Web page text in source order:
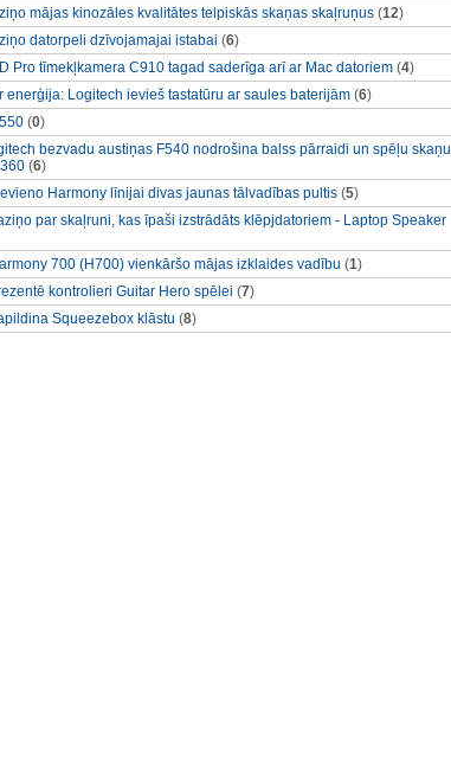
mājas kinozāles kvalitātes telpiskās skaņas skaļruņus (12)
datorpeli dzīvojamajai istabai (6)
Pro tīmekļkamera C910 tagad saderīga arī ar Mac datoriem (4)
enerģija: Logitech ievieš tastatūru ar saules baterijām (6)
(0)
bezvadu austiņas F540 nodrošina balss pārraidi un spēļu skaņu
(6)
Harmony līnijai divas jaunas tālvadības pultis (5)
par skaļruni, kas īpaši izstrādāts klēpjdatoriem - Laptop Speaker
700 (H700) vienkāršo mājas izklaides vadību (1)
kontrolieri Guitar Hero spēlei (7)
Squeezebox klāstu (8)